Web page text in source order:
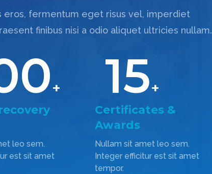
eros, fermentum eget risus vel, imperdiet
finibus nisi a odio aliquet ultricies nullam.
+
leo sem.
est sit amet
15+
Certificates &
Awards
Nullam sit amet leo sem.
Integer efficitur est sit amet
tempor.